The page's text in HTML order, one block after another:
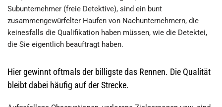
Subunternehmer (freie Detektive), sind ein bunt
zusammengewürfelter Haufen von Nachunternehmern, die
keinesfalls die Qualifikation haben müssen, wie die Detektei,
die Sie eigentlich beauftragt haben.
Hier gewinnt oftmals der billigste das Rennen. Die Qualität
bleibt dabei häufig auf der Strecke.